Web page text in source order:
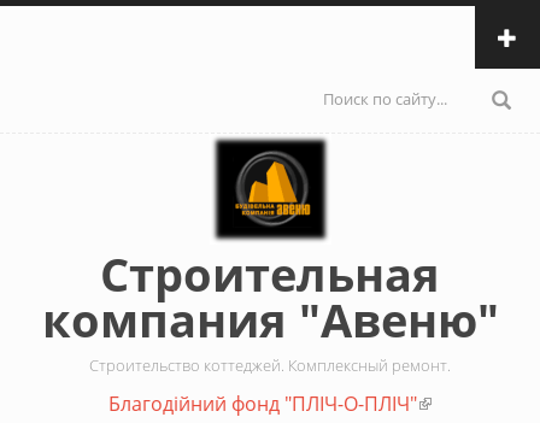
Перейти к основному содержанию
поиска
Строительная
компания "Авеню"
Строительство коттеджей. Комплексный ремонт.
Благодiйний фонд "ПЛIЧ-О-ПЛIЧ"